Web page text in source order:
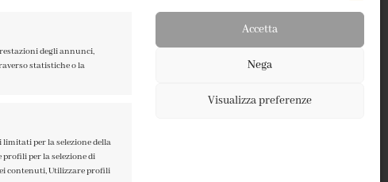
degli annunci,
statistiche o la
per la selezione della
per la selezione di
contenuti, Utilizzare profili
Accetta
Nega
Visualizza preferenze